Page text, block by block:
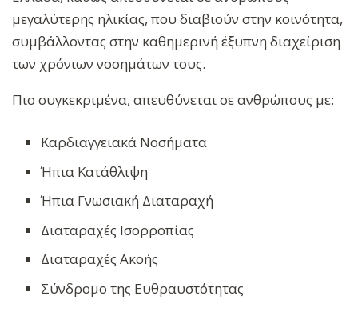
μεγαλύτερης ηλικίας, που διαβιούν στην κοινότητα,
συμβάλλοντας στην καθημερινή έξυπνη διαχείριση
των χρόνιων νοσημάτων τους.
Πιο συγκεκριμένα, απευθύνεται σε ανθρώπους με:
Καρδιαγγειακά Νοσήματα
Ήπια Κατάθλιψη
Ήπια Γνωσιακή Διαταραχή
Διαταραχές Ισορροπίας
Διαταραχές Ακοής
Σύνδρομο της Ευθραυστότητας